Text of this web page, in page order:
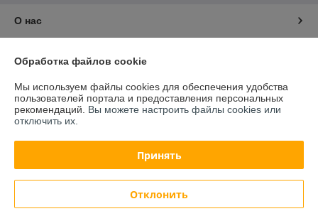
О нас
Доставка и оплата
График работы
Обработка файлов cookie
Мы используем файлы cookies для обеспечения удобства
пользователей портала и предоставления персональных
рекомендаций. Вы можете настроить файлы cookies или
отключить их.
Принять
Отклонить